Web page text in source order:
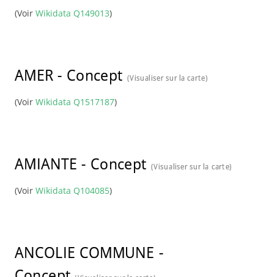
(Voir Wikidata Q149013)
AMER - Concept (Visualiser sur la carte)
(Voir Wikidata Q1517187)
AMIANTE - Concept (Visualiser sur la carte)
(Voir Wikidata Q104085)
ANCOLIE COMMUNE -